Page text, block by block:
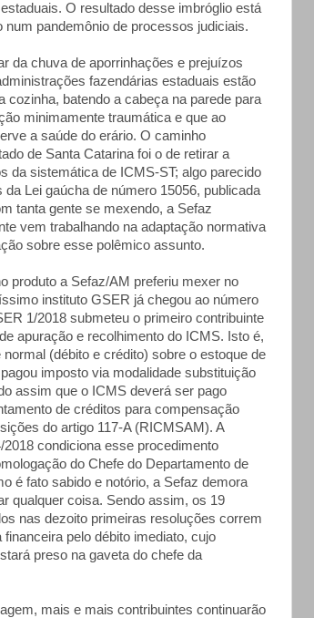
O resultado desse imbróglio está
num pandemônio de processos judiciais.
da chuva de aporrinhações e prejuízos
fazendárias estaduais estão
cozinha, batendo a cabeça na parede para
minimamente traumática e que ao
a saúde do erário. O caminho
de Santa Catarina foi o de retirar a
da sistemática de ICMS-ST; algo parecido
Lei gaúcha de número 15056, publicada
tanta gente se mexendo, a Sefaz
vem trabalhando na adaptação normativa
sobre esse polêmico assunto.
produto a Sefaz/AM preferiu mexer no
instituto GSER já chegou ao número
1/2018 submeteu o primeiro contribuinte
apuração e recolhimento do ICMS. Isto é,
(débito e crédito) sobre o estoque de
imposto via modalidade substituição
assim que o ICMS deverá ser pago
de créditos para compensação
do artigo 117-A (RICMSAM). A
condiciona esse procedimento
do Chefe do Departamento de
é fato sabido e notório, a Sefaz demora
qualquer coisa. Sendo assim, os 19
nas dezoito primeiras resoluções correm
pelo débito imediato, cujo
preso na gaveta do chefe da
mais e mais contribuintes continuarão